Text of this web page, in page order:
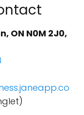
ON N0M 2J0,